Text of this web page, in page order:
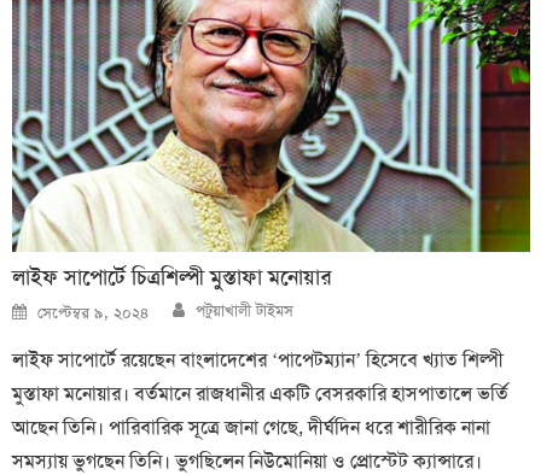
লাইফ সাপোর্টে চিত্রশিল্পী মুস্তাফা মনোয়ার
Posted
on
সেপ্টেম্বর ৯, ২০২৪ Author
পটুয়াখালী টাইমস
লাইফ সাপোর্টে রয়েছেন বাংলাদেশের ‘পাপেটম্যান’ হিসেবে খ্যাত শিল্পী
মুস্তাফা মনোয়ার। বর্তমানে রাজধানীর একটি বেসরকারি হাসপাতালে ভর্তি
আছেন তিনি। পারিবারিক সূত্রে জানা গেছে, দীর্ঘদিন ধরে শারীরিক নানা
সমস্যায় ভুগছেন তিনি। ভুগছিলেন নিউমোনিয়া ও প্রোস্টেট ক্যান্সারে।